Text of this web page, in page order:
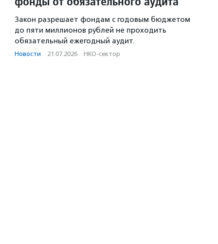
Закон разрешает фондам с годовым бюджетом
до пяти миллионов рублей не проходить
обязательный ежегодный аудит.
Новости · 21.07.2026 · НКО-сектор